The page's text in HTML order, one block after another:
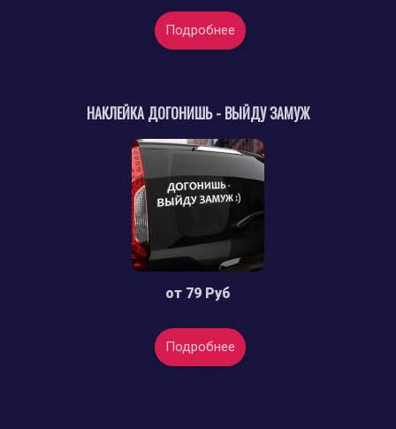
Подробнее
НАКЛЕЙКА ДОГОНИШЬ - ВЫЙДУ ЗАМУЖ
от 79 Руб
Подробнее